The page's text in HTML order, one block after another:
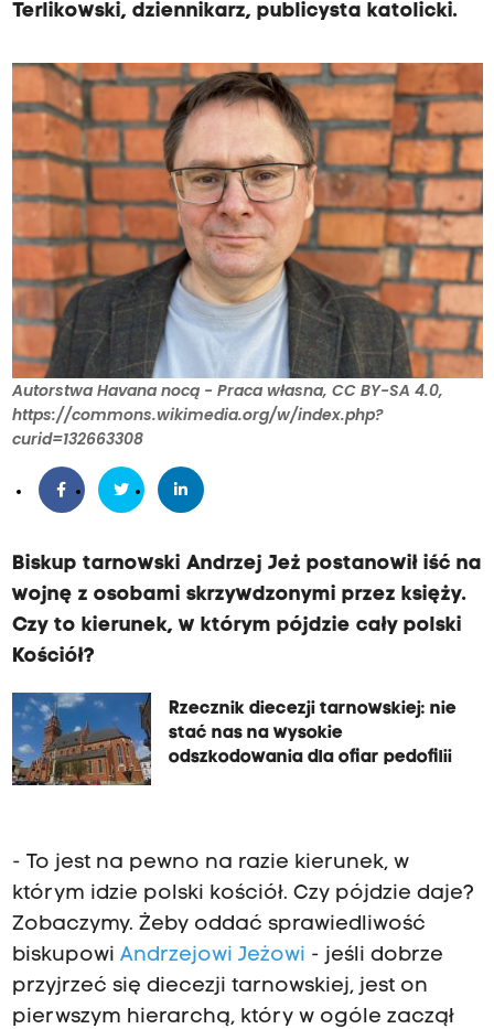
Terlikowski, dziennikarz, publicysta katolicki.
Autorstwa Havana nocą - Praca własna, CC BY-SA 4.0,
https://commons.wikimedia.org/w/index.php?
curid=132663308
Biskup tarnowski Andrzej Jeż postanowił iść na
wojnę z osobami skrzywdzonymi przez księży.
Czy to kierunek, w którym pójdzie cały polski
Kościół?
Rzecznik diecezji tarnowskiej: nie
stać nas na wysokie
odszkodowania dla ofiar pedofilii
- To jest na pewno na razie kierunek, w
którym idzie polski kościół. Czy pójdzie daje?
Zobaczymy. Żeby oddać sprawiedliwość
biskupowi Andrzejowi Jeżowi - jeśli dobrze
przyjrzeć się diecezji tarnowskiej, jest on
pierwszym hierarchą, który w ogóle zaczął